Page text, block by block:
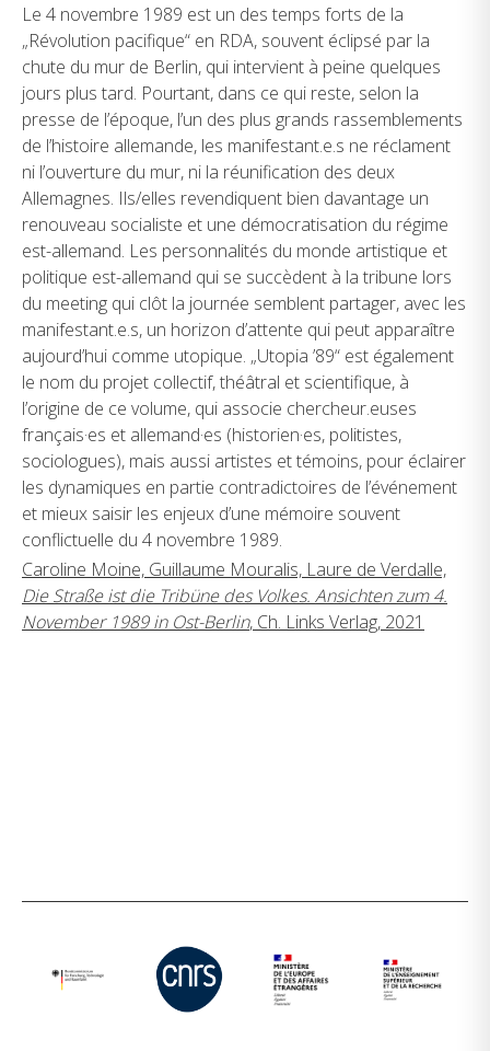
Le 4 novembre 1989 est un des temps forts de la
„Révolution pacifique“ en RDA, souvent éclipsé par la
chute du mur de Berlin, qui intervient à peine quelques
jours plus tard. Pourtant, dans ce qui reste, selon la
presse de l’époque, l’un des plus grands rassemblements
de l’histoire allemande, les manifestant.e.s ne réclament
ni l’ouverture du mur, ni la réunification des deux
Allemagnes. Ils/elles revendiquent bien davantage un
renouveau socialiste et une démocratisation du régime
est-allemand. Les personnalités du monde artistique et
politique est-allemand qui se succèdent à la tribune lors
du meeting qui clôt la journée semblent partager, avec les
manifestant.e.s, un horizon d’attente qui peut apparaître
aujourd’hui comme utopique. „Utopia ’89“ est également
le nom du projet collectif, théâtral et scientifique, à
l’origine de ce volume, qui associe chercheur.euses
français·es et allemand·es (historien·es, politistes,
sociologues), mais aussi artistes et témoins, pour éclairer
les dynamiques en partie contradictoires de l’événement
et mieux saisir les enjeux d’une mémoire souvent
conflictuelle du 4 novembre 1989.
Caroline Moine, Guillaume Mouralis, Laure de Verdalle,
Die Straße ist die Tribüne des Volkes. Ansichten zum 4.
November 1989 in Ost-Berlin, Ch. Links Verlag, 2021